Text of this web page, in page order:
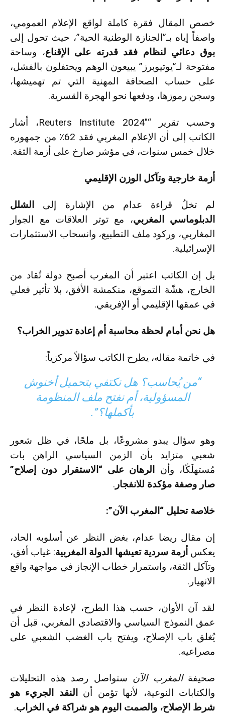
خصص المقال فقرة كاملة لواقع الإعلام العمومي،
واصفاً إياه بـ”الجنازة الوطنية الحية”، حيث تحول إلى
بوق دعائي لنظام فقد قدرته على الإقناع، وساحة
مفتوحة لـ”يوتيوبرز” يبيعون الوهم ويحتفلون بالفشل،
على حساب الصحافة المهنية التي تم تهميشها،
وسجن رموزها، ودفعها نحو الهجرة القسرية.
وحسب تقرير “Reuters Institute 2024″، أشار
الكاتب إلى أن الإعلام المغربي فقد 62٪ من جمهوره
خلال خمس سنوات، في مؤشر صارخ على أزمة الثقة.
أزمة خارجية وتآكل الوزن الإقليمي
لم تخلُ قراءة عدام من الإشارة إلى
الشلل
الدبلوماسي المغربي، مع توتر العلاقات مع الجوار
المغاربي، وركود ملف التطبيع، وانسحاب الاستثمارات
الإسرائيلية.
بل إن الكاتب اعتبر أن المغرب أصبح دولة تُقاد من
الخارج، هشّة التموقع، منكمشة الأفق، بلا تأثير فعلي
في عمقها الإقليمي أو الإفريقي.
هل نحن أمام لحظة محاسبة أم إعادة تدوير الخراب؟
في خاتمة مقاله، يطرح الكاتب سؤالاً مركزياً:
“من يُحاسب؟ هل نكتفي بتحميل أخنوش
المسؤولية، أم نفتح ملف المنظومة
بأكملها؟”.
وهو سؤال يبدو مشروعًا، بل ملحًا، في ظل شعور
شعبي متزايد بأن الزمن السياسي الراهن بات
مُستهلَكًا، وأن
الرهان على “الاستقرار دون إصلاح”
صار وصفة مؤكدة للانفجار .
خلاصة تحليل “المغرب الآن”:
إن مقال ريضا عدام، بغض النظر عن أسلوبه الحاد،
يعكس أزمة سردية تعيشها الدولة المغربية: غياب أفق،
وتآكل الثقة، واستمرار خطاب الإنجاز في مواجهة واقع
الانهيار.
لقد آن الأوان، حسب هذا الطرح، لإعادة النظر في
عمق النموذج السياسي والاقتصادي المغربي، قبل أن
يُغلق باب الإصلاح، ويفتح باب الغضب الشعبي على
مصراعيه.
صحيفةالمغرب الآن ستواصل رصد هذه التحليلات
والكتابات النوعية، لأنها تؤمن أن
النقد الجريء هو
شرط الإصلاح، والصمت اليوم هو شراكة في الخراب.